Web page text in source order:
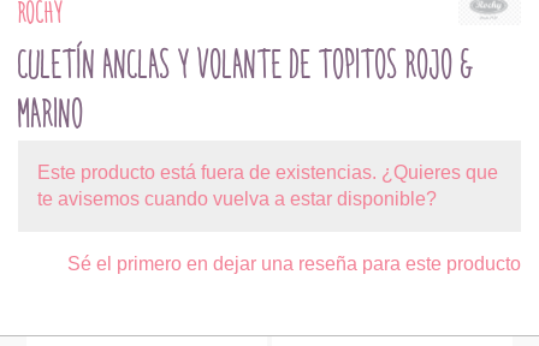
ROCHY
CULETÍN ANCLAS Y VOLANTE DE TOPITOS ROJO &
MARINO
Este producto está fuera de existencias. ¿Quieres que
te avisemos cuando vuelva a estar disponible?
Sé el primero en dejar una reseña para este producto